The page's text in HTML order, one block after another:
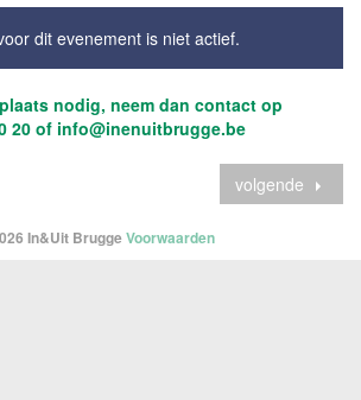
dit evenement is niet actief.
nodig, neem dan contact op
20 of info@inenuitbrugge.be
volgende
In&Uit BruggeVoorwaarden